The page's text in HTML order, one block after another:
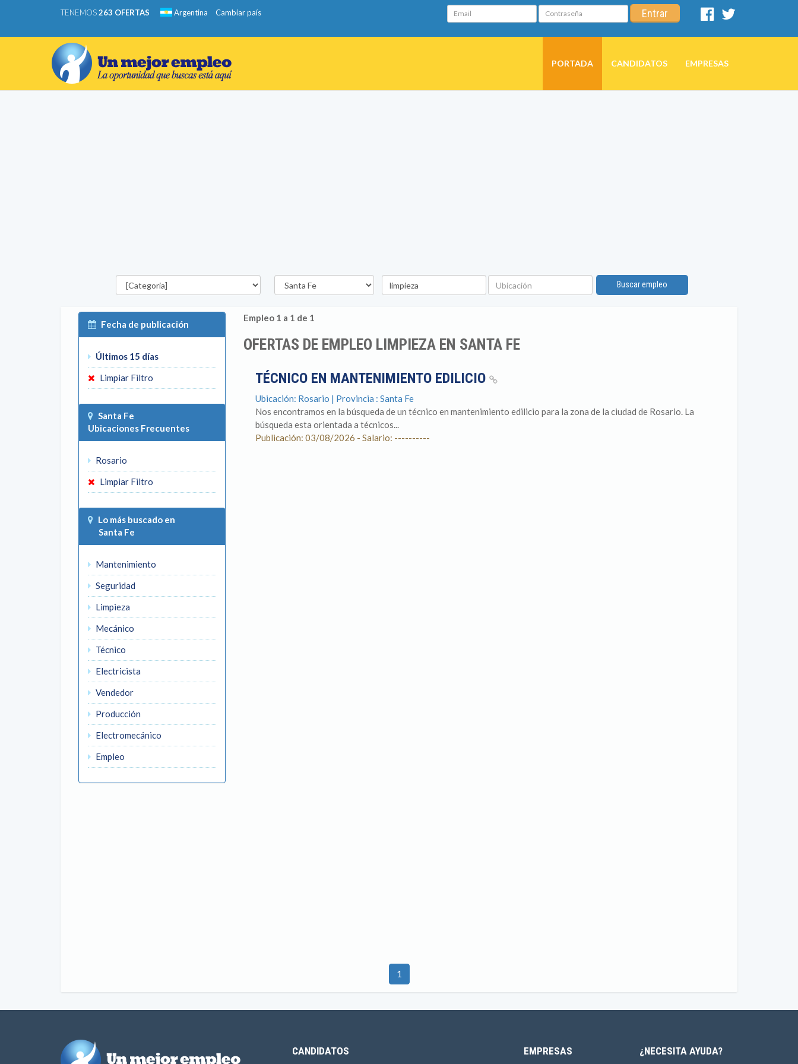
TENEMOS263 OFERTAS Argentina Cambiar país Email Contraseña Entrar
Facebook
PORTADA CANDIDATOS EMPRESAS
Categorías Provincia
Palabra
clave
Ubicación
Buscar empleo
Fecha de publicación
Últimos 15 días
Limpiar Filtro
Santa Fe
Ubicaciones Frecuentes
Rosario
Limpiar Filtro
Lo más buscado en
Santa Fe
Mantenimiento
Seguridad
Limpieza
Mecánico
Técnico
Electricista
Vendedor
Producción
Electromecánico
Empleo
Empleo 1 a 1 de 1
OFERTAS DE EMPLEO LIMPIEZA EN SANTA FE
TÉCNICO EN MANTENIMIENTO EDILICIO
Ubicación: Rosario | Provincia : Santa Fe
Nos encontramos en la búsqueda de un técnico en mantenimiento edilicio para la zona de la ciudad de Rosario. La
búsqueda esta orientada a técnicos...
Publicación: 03/08/2026 - Salario: ----------
1
CANDIDATOS EMPRESAS ¿NECESITA AYUDA?